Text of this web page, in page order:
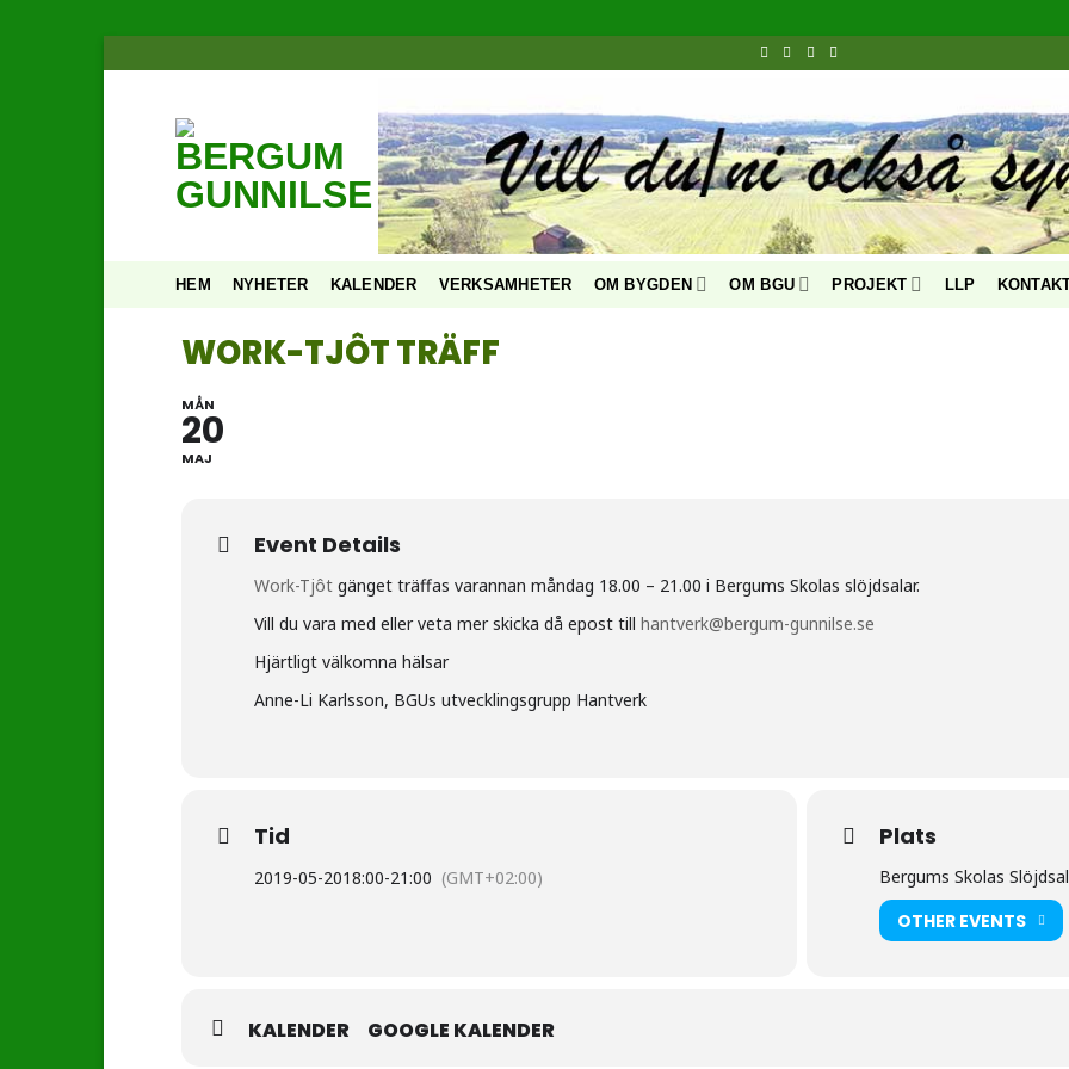
HEM NYHETER KALENDER VERKSAMHETER OM BYGDEN OM BGU PROJEKT LLP
WORK-TJÔT TRÄFF
MÅN
20
MAJ
Event Details
Work-Tjôt gänget träffas varannan måndag 18.00 – 21.00 i Bergums Skolas slöjdsalar.
Vill du vara med eller veta mer skicka då epost till hantverk@bergum-gunnilse.se
Hjärtligt välkomna hälsar
Anne-Li Karlsson, BGUs utvecklingsgrupp Hantverk
Tid
2019-05-2018:00-21:00 (GMT+02:00)
Plats
Bergums Skolas
OTHER EVENTS
KALENDER GOOGLE KALENDER